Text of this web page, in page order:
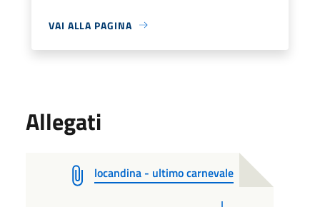
VAI ALLA PAGINA
Allegati
locandina - ultimo carnevale